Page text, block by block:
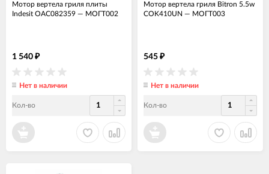
Мотор вертела гриля плиты
Indesit OAC082359 — МОГТ002
1 540 ₽
Нет в наличии
Кол-во
Мотор вертела гриля Bitron 5.5w
COK410UN — МОГТ003
545 ₽
Нет в наличии
Кол-во